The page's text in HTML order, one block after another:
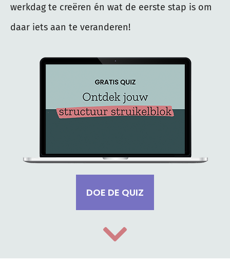
werkdag te creëren én wat de eerste stap is om
daar iets aan te veranderen!
DOE DE QUIZ